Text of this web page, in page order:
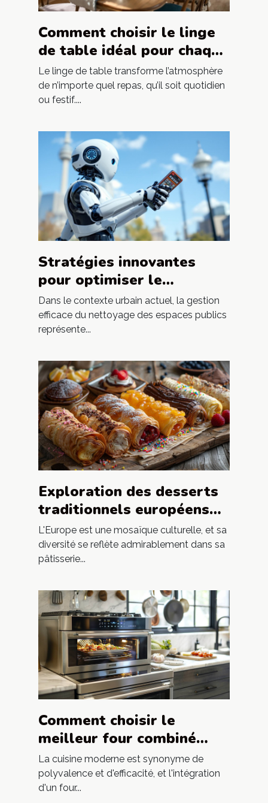
Comment choisir le linge
de table idéal pour chaque
occasion ?
Le linge de table transforme l’atmosphère
de n’importe quel repas, qu’il soit quotidien
ou festif....
Stratégies innovantes
pour optimiser le
nettoyage dans les
espaces publics
Dans le contexte urbain actuel, la gestion
efficace du nettoyage des espaces publics
représente...
Exploration des desserts
traditionnels européens
inspirés par le Trdelnik
L'Europe est une mosaïque culturelle, et sa
diversité se reflète admirablement dans sa
pâtisserie...
Comment choisir le
meilleur four combiné
vapeur pour votre cuisine
La cuisine moderne est synonyme de
polyvalence et d'efficacité, et l'intégration
d'un four...